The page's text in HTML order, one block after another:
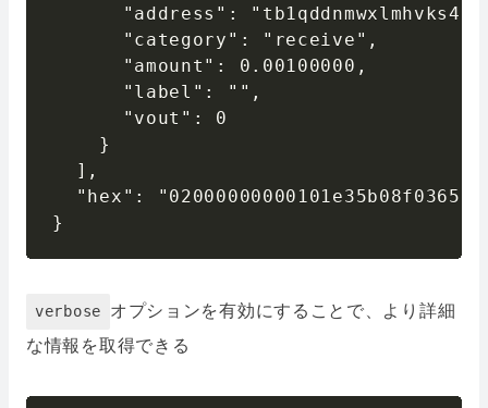
"address":
      "category": "receive",
      "amount": 0.00100000,
      "label": "",
      "vout": 0
    }
  ],
"hex":
}
verbose
オプションを有効にすることで、より詳細
な情報を取得できる